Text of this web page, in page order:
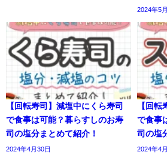
2024年5
【回転寿司】減塩中にくら寿司
で食事は可能？暮らすしのお寿
司の塩分まとめて紹介！
2024年4月30日
【回
で食事
司の塩
2024年4